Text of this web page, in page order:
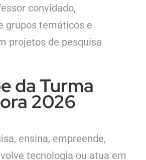
convidado,
grupos temáticos e
projetos de pesquisa
da Turma
2026
ensina, empreende,
tecnologia ou atua em